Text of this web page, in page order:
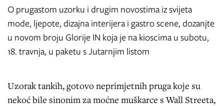
O prugastom uzorku i drugim novostima iz svijeta
mode, ljepote, dizajna interijera i gastro scene, dozanjte
u novom broju Glorije IN koja je na kioscima u subotu,
18. travnja, u paketu s Jutarnjim listom
Uzorak tankih, gotovo neprimjetnih pruga koje su
nekoć bile sinonim za moćne muškarce s Wall Streeta,